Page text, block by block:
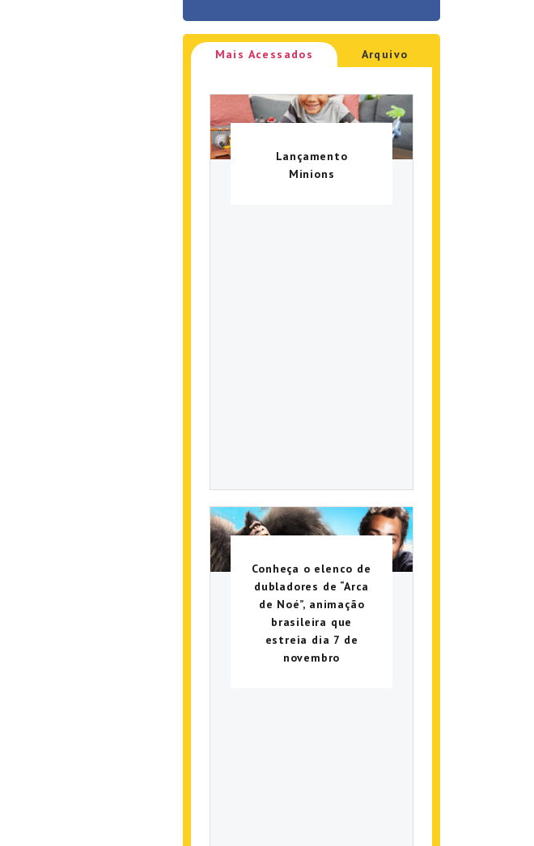
Mais Acessados Arquivo
Lançamento
Minions
Conheça o elenco de
dubladores de “Arca
de Noé”, animação
brasileira que
estreia dia 7 de
novembro